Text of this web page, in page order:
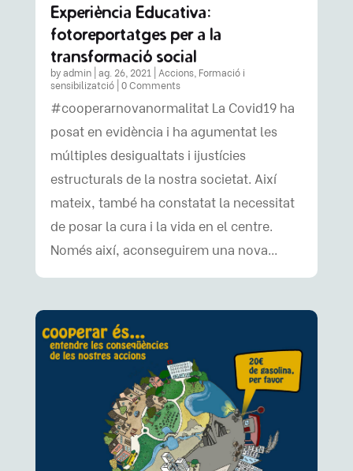
Experiència Educativa:
fotoreportatges per a la
transformació social
by admin| ag. 26, 2021 Accions, Formació i
sensibilizatció| 0 Comments
#cooperarnovanormalitat La Covid19 ha
posat en evidència i ha agumentat les
múltiples desigualtats i ijustícies
estructurals de la nostra societat. Així
mateix, també ha constatat la necessitat
de posar la cura i la vida en el centre.
Només així, aconseguirem una nova...